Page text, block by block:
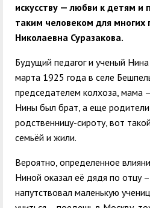
искусству — любви к детям
таким человеком для многих
Николаевна Суразакова.
Будущий педагог и ученый
марта 1925 года в селе
председателем колхоза, мама
Нины был брат, а еще родители
родственницу-сироту, вот
семьёй и жили.
Вероятно, определенное
Ниной оказал её дядя по отцу
напутствовал маленькую